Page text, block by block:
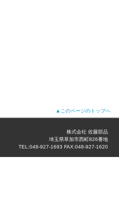
▲このページのトップへ
株式会社 佐藤部品
埼玉県草加市西町826番地
TEL:048-927-1693 FAX:048-927-1620